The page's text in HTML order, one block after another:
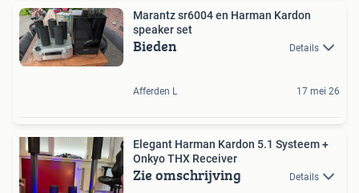
Marantz sr6004 en Harman Kardon
speaker set
Bieden Details
Afferden L 17 mei 26
Elegant Harman Kardon 5.1 Systeem +
Onkyo THX Receiver
Zie omschrijving Details